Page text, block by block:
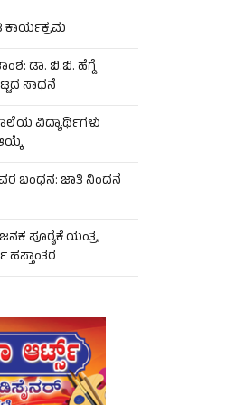
ಕಾರ್ಯಕ್ರಮ
ಡಾ. ಬಿ.ಬಿ. ಹೆಗ್ಡೆ
ಸಾಧನೆ
ವಿದ್ಯಾರ್ಥಿಗಳು
ಬಂಧನ: ಜಾತಿ ನಿಂದನೆ
ಪೂರೈಕೆ ಯಂತ್ರ,
ಹಸ್ತಾಂತರ